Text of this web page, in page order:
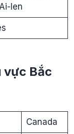
len
vực Bắc
Canada